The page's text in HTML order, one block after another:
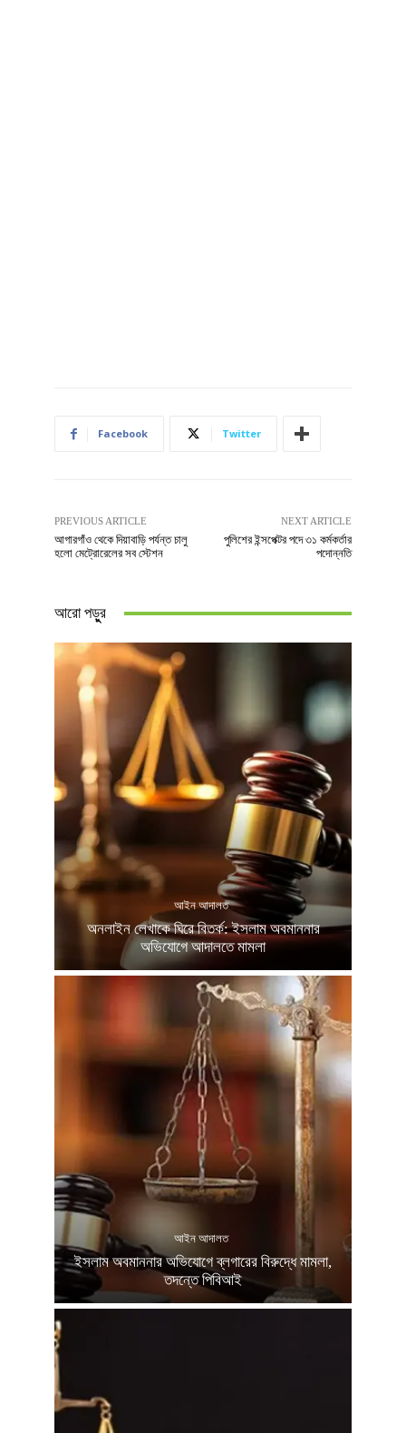
Facebook Twitter
PREVIOUS ARTICLE
আগারগাঁও থেকে দিয়াবাড়ি পর্যন্ত চালু
হলো মেট্রোরেলের সব স্টেশন
NEXT ARTICLE
পুলিশের ইন্সপেক্টর পদে ৩১ কর্মকর্তার
পদোন্নতি
আরো পড়ুুর
আইন আদালত
অনলাইন লেখাকে ঘিরে বিতর্ক: ইসলাম অবমাননার
অভিযোগে আদালতে মামলা
আইন আদালত
ইসলাম অবমাননার অভিযোগে ব্লগারের বিরুদ্ধে মামলা,
তদন্তে পিবিআই